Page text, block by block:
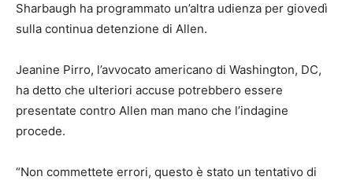
Sharbaugh ha programmato un’altra udienza per giovedì
sulla continua detenzione di Allen.
Jeanine Pirro, l’avvocato americano di Washington, DC,
ha detto che ulteriori accuse potrebbero essere
presentate contro Allen man mano che l’indagine
procede.
“Non commettete errori, questo è stato un tentativo di